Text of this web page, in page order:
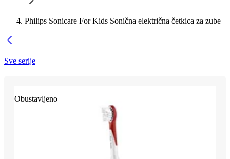
Philips Sonicare For Kids Sonična električna četkica za zube
Sve serije
Obustavljeno